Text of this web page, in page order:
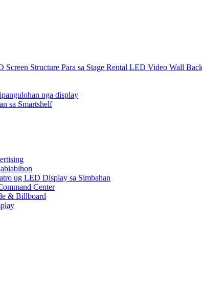
Structure Para sa Stage Rental LED Video Wall
nga display
sa Smartshelf
ug LED Display sa Simbahan
Center
& Billboard